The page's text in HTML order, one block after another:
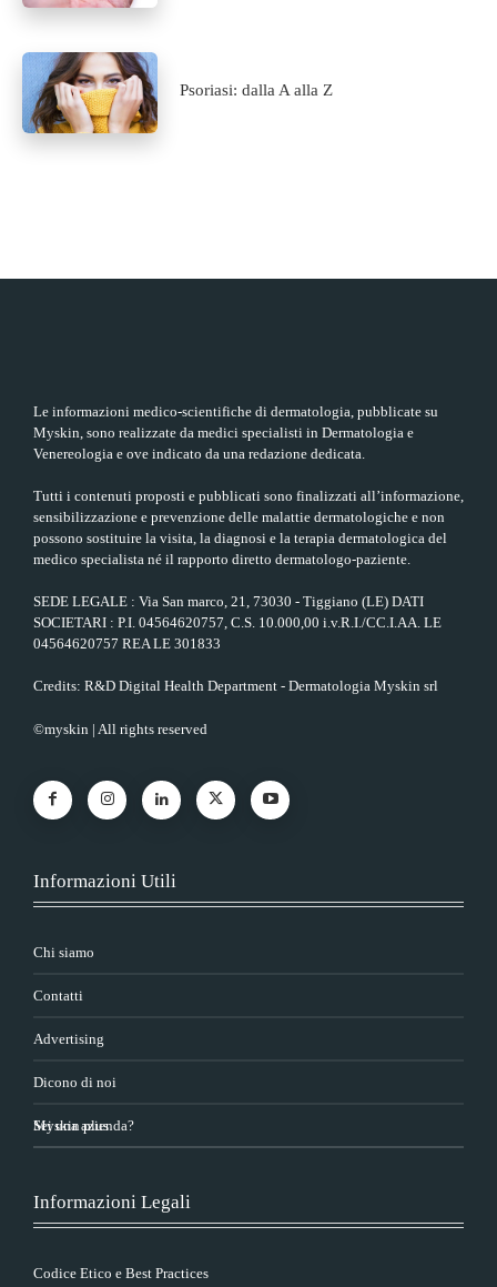
Psoriasi: dalla A alla Z
Le informazioni medico-scientifiche di dermatologia, pubblicate su
Myskin, sono realizzate da medici specialisti in Dermatologia e
Venereologia e ove indicato da una redazione dedicata.
Tutti i contenuti proposti e pubblicati sono finalizzati all’informazione,
sensibilizzazione e prevenzione delle malattie dermatologiche e non
possono sostituire la visita, la diagnosi e la terapia dermatologica del
medico specialista né il rapporto diretto dermatologo-paziente.
SEDE LEGALE : Via San marco, 21, 73030 - Tiggiano (LE) DATI
SOCIETARI : P.I. 04564620757, C.S. 10.000,00 i.v.R.I./CC.I.AA. LE
04564620757 REA LE 301833
Credits: R&D Digital Health Department - Dermatologia Myskin srl
©myskin | All rights reserved
Informazioni Utili
Chi siamo
Contatti
Advertising
Dicono di noi
Sei una azienda?
Myskin plus
Informazioni Legali
Codice Etico e Best Practices